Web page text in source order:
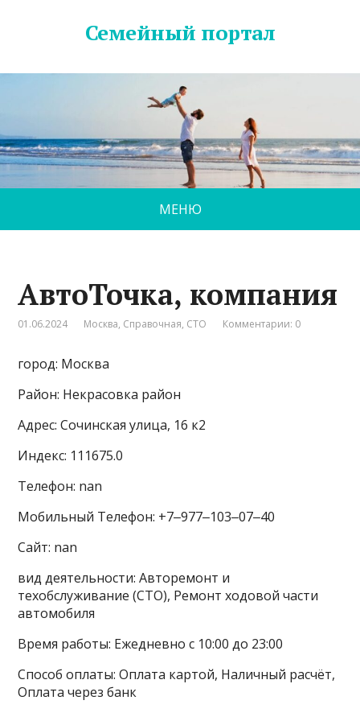
Семейный портал
МЕНЮ
АвтоТочка, компания
01.06.2024 Москва, Справочная, СТО Комментарии: 0
город: Москва
Район: Некрасовка район
Адрес: Сочинская улица, 16 к2
Индекс: 111675.0
Телефон: nan
Мобильный Телефон: +7‒977‒103‒07‒40
Сайт: nan
вид деятельности: Авторемонт и
техобслуживание (СТО), Ремонт ходовой части
автомобиля
Время работы: Ежедневно с 10:00 до 23:00
Способ оплаты: Оплата картой, Наличный расчёт,
Оплата через банк